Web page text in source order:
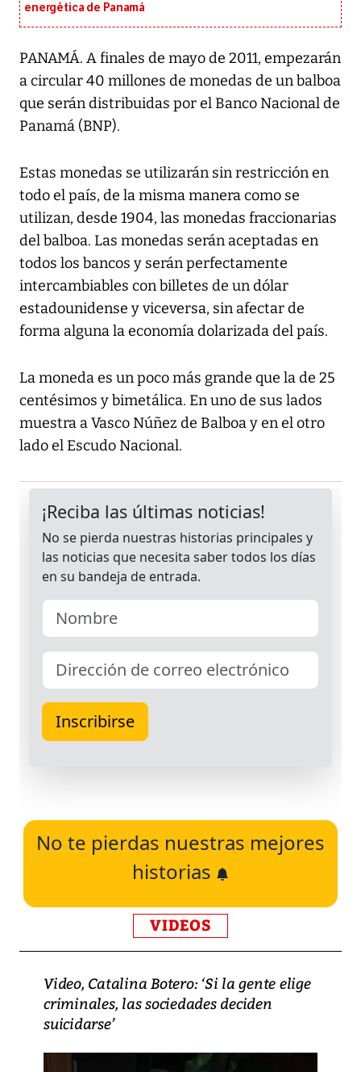
energética de Panamá
PANAMÁ. A finales de mayo de 2011, empezarán
a circular 40 millones de monedas de un balboa
que serán distribuidas por el Banco Nacional de
Panamá (BNP).
Estas monedas se utilizarán sin restricción en
todo el país, de la misma manera como se
utilizan, desde 1904, las monedas fraccionarias
del balboa. Las monedas serán aceptadas en
todos los bancos y serán perfectamente
intercambiables con billetes de un dólar
estadounidense y viceversa, sin afectar de
forma alguna la economía dolarizada del país.
La moneda es un poco más grande que la de 25
centésimos y bimetálica. En uno de sus lados
muestra a Vasco Núñez de Balboa y en el otro
lado el Escudo Nacional.
No te pierdas nuestras mejores
historias
VIDEOS
Video, Catalina Botero: ‘Si la gente elige
criminales, las sociedades deciden
suicidarse’